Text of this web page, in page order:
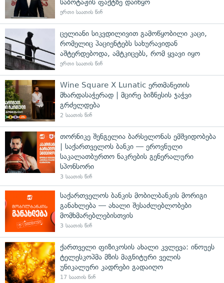
საბოტაჟის ფაქტზე დაიწყო
ერთი საათის წინ
ცელიანი სიკვდილივით გამოწყობილი კაცი,
რომელიც პაციენტებს სახურავიდან
აშტერდებოდა, ამტკიცებს, რომ ყვავი იყო
ერთი საათის წინ
Wine Square X Lunatic ერთმანეთის
მხარდასაჭერად | მცირე ბიზნესის ჯაჭვი
გრძელდება
2 საათის წინ
თორნიკე შენგელია ბარსელონას ემშვიდობება
| საქართველოს ბანკი — ეროვნული
საკალათბურთო ნაკრების გენერალური
სპონსორი
3 საათის წინ
საქართველოს ბანკის მობილბანკის მორიგი
განახლება — ახალი შესაძლებლობები
მომხმარებლებისთვის
3 საათის წინ
ქართველი ფიზიკოსის ახალი კვლევა: ინოუეს
ტელესკოპმა მზის მაგნიტური ველის
უნიკალური კადრები გადაიღო
17 საათის წინ